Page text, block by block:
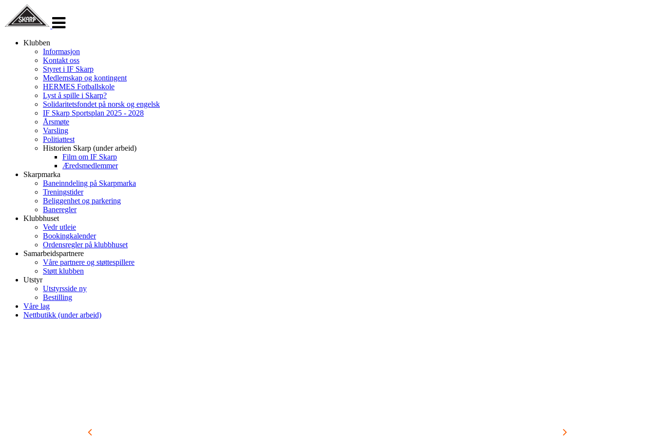
navigasjon
Klubben
Informasjon
Kontakt oss
Styret i IF Skarp
Medlemskap og kontingent
HERMES Fotballskole
Lyst å spille i Skarp?
Solidaritetsfondet på norsk og engelsk
IF Skarp Sportsplan 2025 - 2028
Årsmøte
Varsling
Politiattest
Historien Skarp (under arbeid)
Film om IF Skarp
Æredsmedlemmer
Skarpmarka
Baneinndeling på Skarpmarka
Treningstider
Beliggenhet og parkering
Baneregler
Klubbhuset
Vedr utleie
Bookingkalender
Ordensregler på klubbhuset
Samarbeidspartnere
Våre partnere og støttespillere
Støtt klubben
Utstyr
Utstyrsside ny
Bestilling
Våre lag
Nettbutikk (under arbeid)